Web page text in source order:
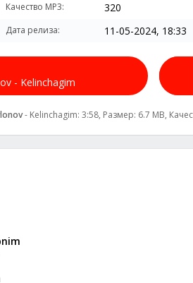
Качество MP3: 320
Дата релиза: 11-05-2024, 18:33
- Kelinchagim
- Kelinchagim: 3:58, Размер: 6.7 MB,